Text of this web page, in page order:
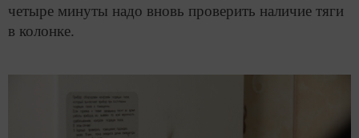
четыре минуты надо вновь проверить наличие тяги
в колонке.